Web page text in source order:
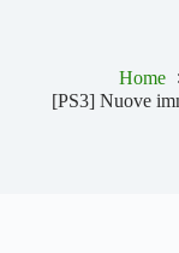
Home
[PS3] Nuove